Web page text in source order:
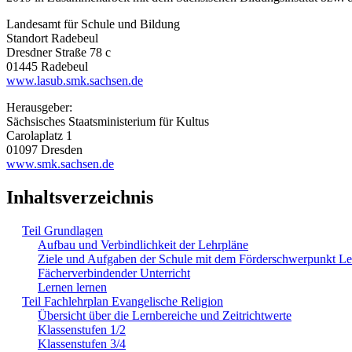
Landesamt für Schule und Bildung
Standort Radebeul
Dresdner Straße 78 c
01445 Radebeul
www.lasub.smk.sachsen.de
Herausgeber:
Sächsisches Staatsministerium für Kultus
Carolaplatz 1
01097 Dresden
www.smk.sachsen.de
Inhaltsverzeichnis
Teil Grundlagen
Aufbau und Verbindlichkeit der Lehrpläne
Ziele und Aufgaben der Schule mit dem Förderschwerpunkt
Fächerverbindender Unterricht
Lernen lernen
Teil Fachlehrplan Evangelische Religion
Übersicht über die Lernbereiche und Zeitrichtwerte
Klassenstufen 1/2
Klassenstufen 3/4